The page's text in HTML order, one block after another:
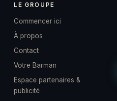
LE GROUPE
Commencer ici
À propos
Contact
Votre Barman
Espace partenaires &
publicité